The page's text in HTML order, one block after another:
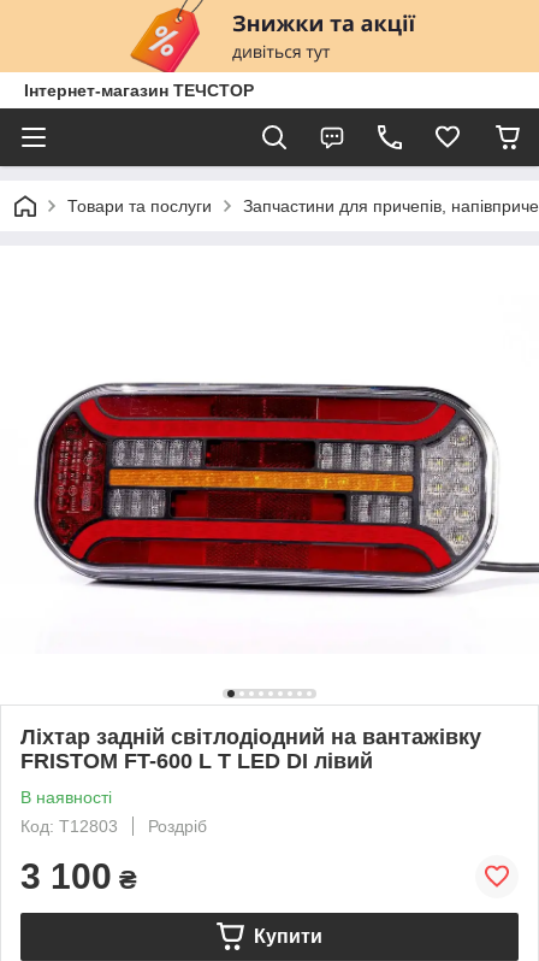
Інтернет-магазин ТЕЧСТОР
Товари та послуги Запчастини для причепів,
Ліхтар задній світлодіодний на вантажівку
FRISTOM FT-600 L T LED DI лівий
В наявності
Код: T12803
Роздріб
3 100 ₴
Купити